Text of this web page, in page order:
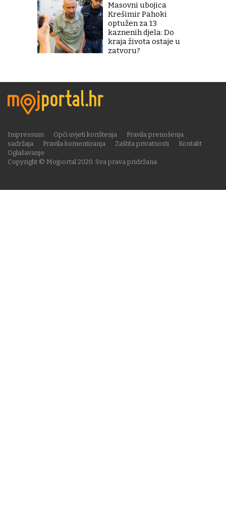
Masovni ubojica
Krešimir Pahoki
optužen za 13
kaznenih djela: Do
kraja života ostaje u
zatvoru?
Copyright © Mojportal 2020. Sva prava pridržana.
Impressum Opći uvjeti korištenja
Pravila prenošenja
sadržaja
Pravila komentiranja Zaštita privatnosti
Kontakt
Oglašavanje